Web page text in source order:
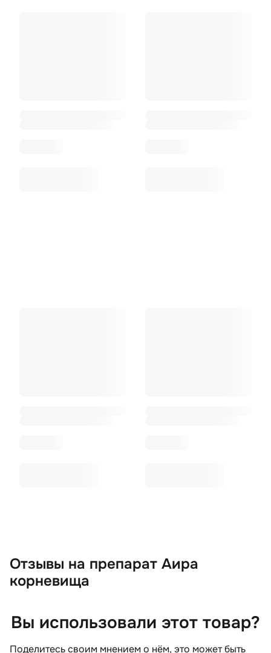
Отзывы на препарат Аира
корневища
Вы использовали этот товар?
Поделитесь своим мнением о нём, это может быть